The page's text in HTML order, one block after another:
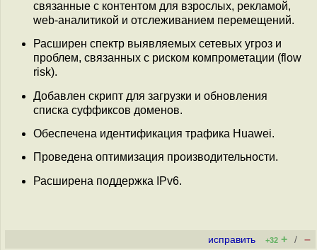
связанные с контентом для взрослых, рекламой,
web-аналитикой и отслеживанием перемещений.
Расширен спектр выявляемых сетевых угроз и
проблем, связанных с риском компрометации (flow
risk).
Добавлен скрипт для загрузки и обновления
списка суффиксов доменов.
Обеспечена идентификация трафика Huawei.
Проведена оптимизация производительности.
Расширена поддержка IPv6.
исправить +32 + / –